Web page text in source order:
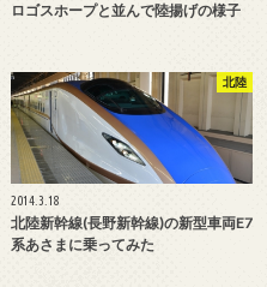
ロゴスホープと並んで陸揚げの様子
北陸
2014.3.18
北陸新幹線(長野新幹線)の新型車両E7
系あさまに乗ってみた